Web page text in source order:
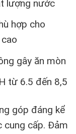
lượng nước
hợp cho
gây ăn mòn
từ 6.5 đến 8,5
góp đáng kể
cung cấp. Đảm